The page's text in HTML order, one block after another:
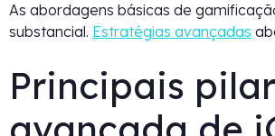
As abordagens básicas de
substancial. Estratégias avançadas
Principais